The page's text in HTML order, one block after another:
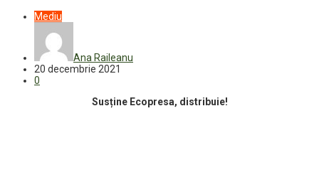
Mediu
Ana Raileanu
20 decembrie 2021
0
Susține Ecopresa, distribuie!